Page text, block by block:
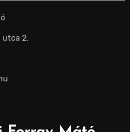
utca 2.